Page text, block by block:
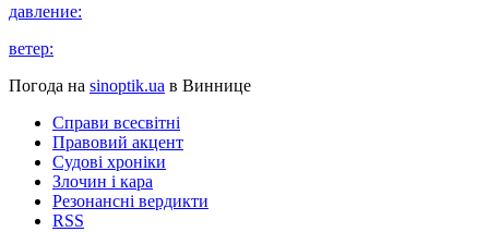
давление:
ветер:
Погода на sinoptik.ua в Виннице
Справи всесвітні
Правовий акцент
Судові хроніки
Злочин і кара
Резонансні вердикти
RSS